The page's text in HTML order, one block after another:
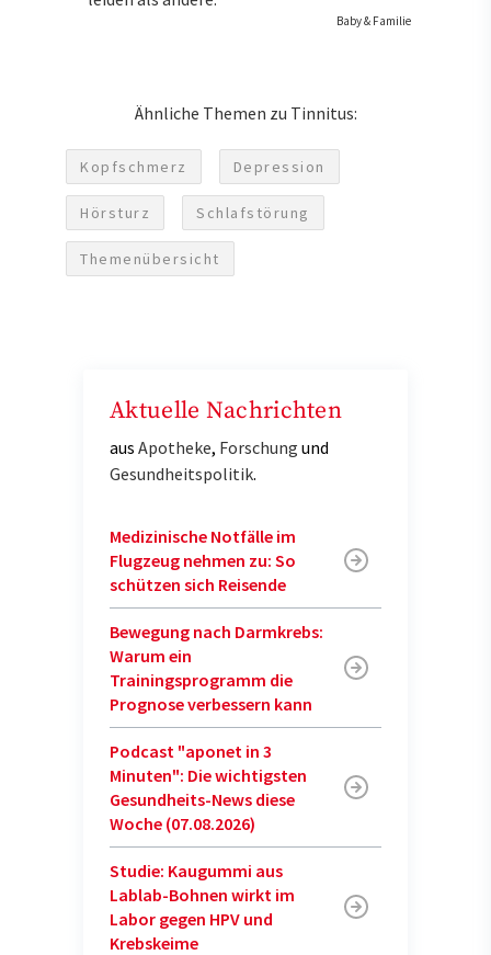
Baby & Familie
Ähnliche Themen zu Tinnitus:
Kopfschmerz Depression
Hörsturz Schlafstörung
Themenübersicht
Aktuelle Nachrichten
aus Apotheke, Forschung und
Gesundheitspolitik.
Medizinische Notfälle im
Flugzeug nehmen zu: So
schützen sich Reisende
Bewegung nach Darmkrebs:
Warum ein
Trainingsprogramm die
Prognose verbessern kann
Podcast "aponet in 3
Minuten": Die wichtigsten
Gesundheits-News diese
Woche (07.08.2026)
Studie: Kaugummi aus
Lablab-Bohnen wirkt im
Labor gegen HPV und
Krebskeime